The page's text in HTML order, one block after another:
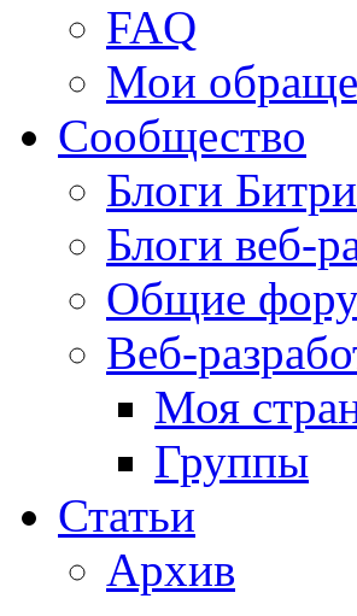
FAQ
Мои
Сообщество
Блоги
Блоги веб-
Общие
Веб-
Моя
Группы
Статьи
Архив